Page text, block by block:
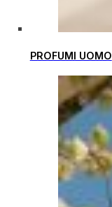
PROFUMI UOMO